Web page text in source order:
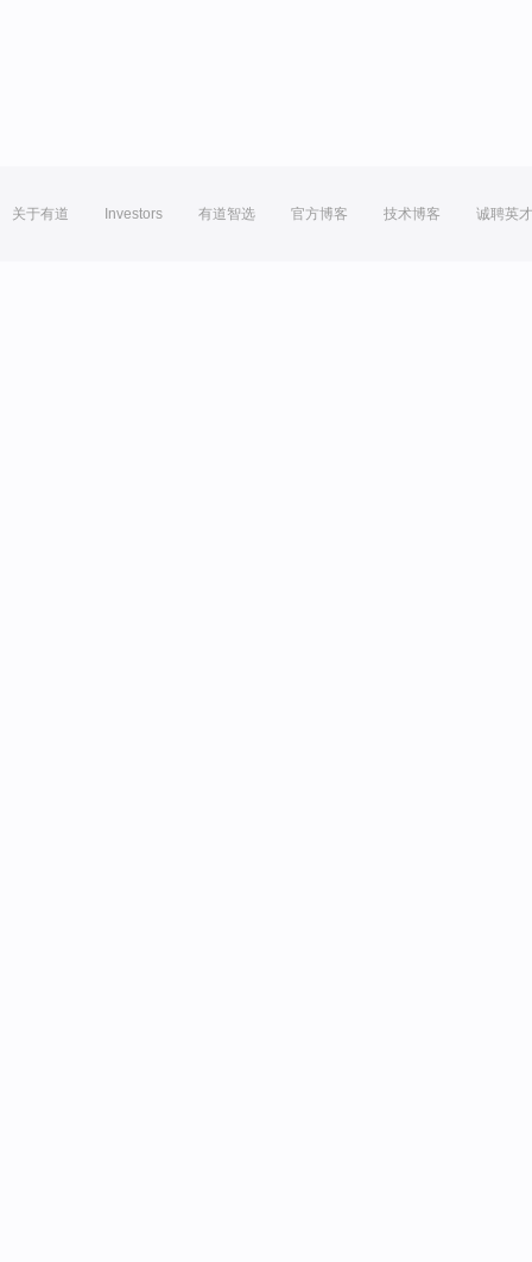
关于有道 Investors 有道智选 官方博客 技术博客 诚聘英才